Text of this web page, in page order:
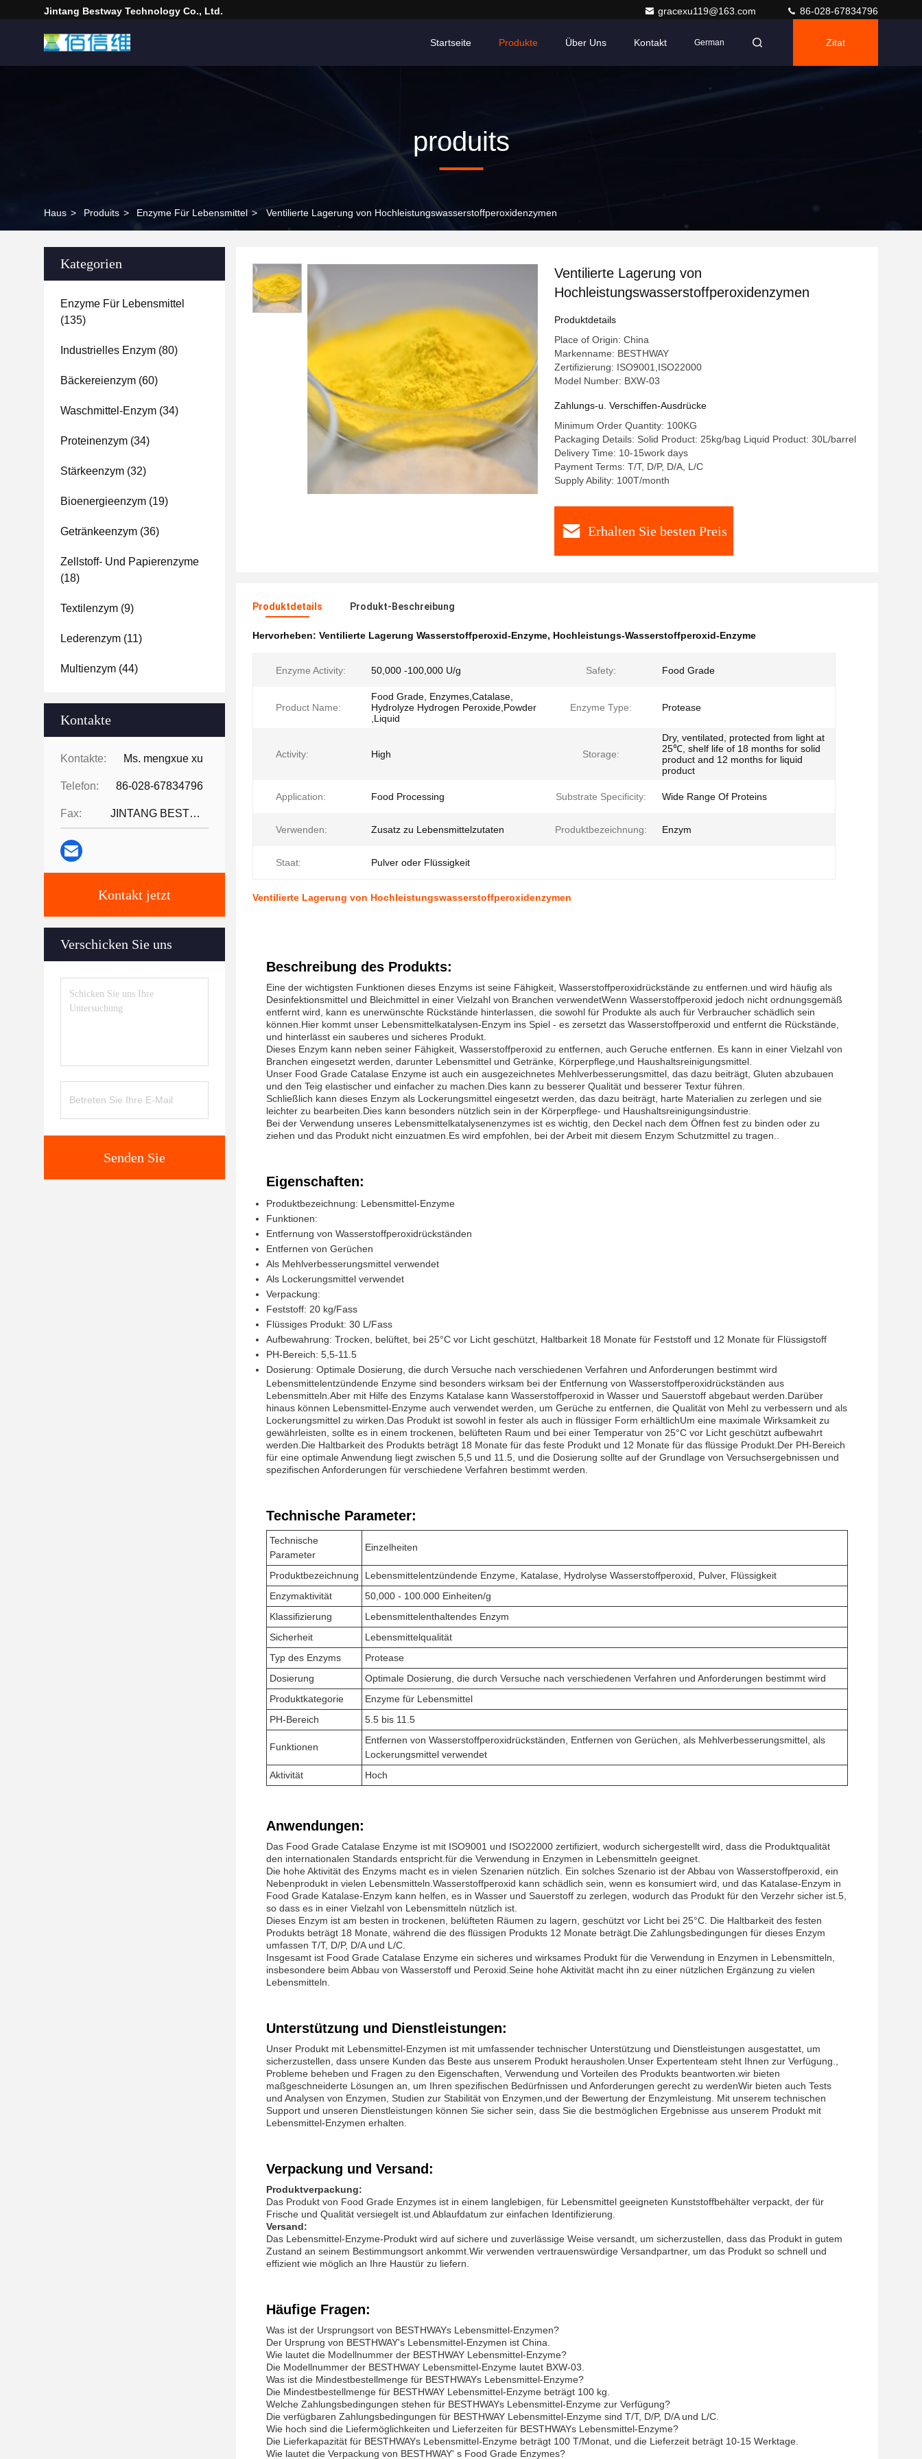
Jintang Bestway Technology Co., Ltd. gracexu119@163.com 86-028-67834796
Startseite Produkte Über Uns Kontakt German Zitat
produits
Haus > Produits > Enzyme Für Lebensmittel > Ventilierte Lagerung von Hochleistungswasserstoffperoxidenzymen
Kategorien
Enzyme Für Lebensmittel
(135)
Industrielles Enzym (80)
Bäckereienzym (60)
Waschmittel-Enzym (34)
Proteinenzym (34)
Stärkeenzym (32)
Bioenergieenzym (19)
Getränkeenzym (36)
Zellstoff- Und Papierenzyme
(18)
Textilenzym (9)
Lederenzym (11)
Multienzym (44)
Kontakte
Kontakte: Ms. mengxue xu
Telefon: 86-028-67834796
Fax: JINTANG BESTWAY TECHNOLOGY CO
Kontakt jetzt
Verschicken Sie uns
Senden Sie
Ventilierte Lagerung von
Hochleistungswasserstoffperoxidenzymen
Produktdetails
Place of Origin: China
Markenname: BESTHWAY
Zertifizierung: ISO9001,ISO22000
Model Number: BXW-03
Zahlungs-u. Verschiffen-Ausdrücke
Minimum Order Quantity: 100KG
Packaging Details: Solid Product: 25kg/bag Liquid Product: 30L/barrel
Delivery Time: 10-15work days
Payment Terms: T/T, D/P, D/A, L/C
Supply Ability: 100T/month
Erhalten Sie besten Preis
Produktdetails Produkt-Beschreibung
Hervorheben: Ventilierte Lagerung Wasserstoffperoxid-Enzyme, Hochleistungs-Wasserstoffperoxid-Enzyme
Enzyme Activity: 50,000 -100,000 U/g Safety: Food Grade
Product Name:
Food Grade, Enzymes,Catalase,
Hydrolyze Hydrogen Peroxide,Powder
,Liquid
Enzyme Type: Protease
Activity: High Storage:
Dry, ventilated, protected from light at
25℃, shelf life of 18 months for solid
product and 12 months for liquid
product
Application: Food Processing Substrate Specificity: Wide Range Of Proteins
Verwenden: Zusatz zu Lebensmittelzutaten Produktbezeichnung: Enzym
Staat: Pulver oder Flüssigkeit
Ventilierte Lagerung von Hochleistungswasserstoffperoxidenzymen
Beschreibung des Produkts:
Eine der wichtigsten Funktionen dieses Enzyms ist seine Fähigkeit, Wasserstoffperoxidrückstände zu entfernen.und wird häufig als
Desinfektionsmittel und Bleichmittel in einer Vielzahl von Branchen verwendetWenn Wasserstoffperoxid jedoch nicht ordnungsgemäß
entfernt wird, kann es unerwünschte Rückstände hinterlassen, die sowohl für Produkte als auch für Verbraucher schädlich sein
können.Hier kommt unser Lebensmittelkatalysen-Enzym ins Spiel - es zersetzt das Wasserstoffperoxid und entfernt die Rückstände,
und hinterlässt ein sauberes und sicheres Produkt.
Dieses Enzym kann neben seiner Fähigkeit, Wasserstoffperoxid zu entfernen, auch Geruche entfernen. Es kann in einer Vielzahl von
Branchen eingesetzt werden, darunter Lebensmittel und Getränke, Körperpflege,und Haushaltsreinigungsmittel.
Unser Food Grade Catalase Enzyme ist auch ein ausgezeichnetes Mehlverbesserungsmittel, das dazu beiträgt, Gluten abzubauen
und den Teig elastischer und einfacher zu machen.Dies kann zu besserer Qualität und besserer Textur führen.
Schließlich kann dieses Enzym als Lockerungsmittel eingesetzt werden, das dazu beiträgt, harte Materialien zu zerlegen und sie
leichter zu bearbeiten.Dies kann besonders nützlich sein in der Körperpflege- und Haushaltsreinigungsindustrie.
Bei der Verwendung unseres Lebensmittelkatalysenenzymes ist es wichtig, den Deckel nach dem Öffnen fest zu binden oder zu
ziehen und das Produkt nicht einzuatmen.Es wird empfohlen, bei der Arbeit mit diesem Enzym Schutzmittel zu tragen..
Eigenschaften:
Produktbezeichnung: Lebensmittel-Enzyme
Funktionen:
Entfernung von Wasserstoffperoxidrückständen
Entfernen von Gerüchen
Als Mehlverbesserungsmittel verwendet
Als Lockerungsmittel verwendet
Verpackung:
Feststoff: 20 kg/Fass
Flüssiges Produkt: 30 L/Fass
Aufbewahrung: Trocken, belüftet, bei 25°C vor Licht geschützt, Haltbarkeit 18 Monate für Feststoff und 12 Monate für Flüssigstoff
PH-Bereich: 5,5-11.5
Dosierung: Optimale Dosierung, die durch Versuche nach verschiedenen Verfahren und Anforderungen bestimmt wird
Lebensmittelentzündende Enzyme sind besonders wirksam bei der Entfernung von Wasserstoffperoxidrückständen aus
Lebensmitteln.Aber mit Hilfe des Enzyms Katalase kann Wasserstoffperoxid in Wasser und Sauerstoff abgebaut werden.Darüber
hinaus können Lebensmittel-Enzyme auch verwendet werden, um Gerüche zu entfernen, die Qualität von Mehl zu verbessern und als
Lockerungsmittel zu wirken.Das Produkt ist sowohl in fester als auch in flüssiger Form erhältlichUm eine maximale Wirksamkeit zu
gewährleisten, sollte es in einem trockenen, belüfteten Raum und bei einer Temperatur von 25°C vor Licht geschützt aufbewahrt
werden.Die Haltbarkeit des Produkts beträgt 18 Monate für das feste Produkt und 12 Monate für das flüssige Produkt.Der PH-Bereich
für eine optimale Anwendung liegt zwischen 5,5 und 11.5, und die Dosierung sollte auf der Grundlage von Versuchsergebnissen und
spezifischen Anforderungen für verschiedene Verfahren bestimmt werden.
Technische Parameter:
Technische
Parameter
Einzelheiten
Produktbezeichnung
Lebensmittelentzündende Enzyme, Katalase, Hydrolyse Wasserstoffperoxid, Pulver, Flüssigkeit
Enzymaktivität
50,000 - 100.000 Einheiten/g
Klassifizierung
Lebensmittelenthaltendes Enzym
Sicherheit
Lebensmittelqualität
Typ des Enzyms
Protease
Dosierung
Optimale Dosierung, die durch Versuche nach verschiedenen Verfahren und Anforderungen bestimmt wird
Produktkategorie
Enzyme für Lebensmittel
PH-Bereich
5.5 bis 11.5
Funktionen
Entfernen von Wasserstoffperoxidrückständen, Entfernen von Gerüchen, als Mehlverbesserungsmittel, als
Lockerungsmittel verwendet
Aktivität
Hoch
Anwendungen:
Das Food Grade Catalase Enzyme ist mit ISO9001 und ISO22000 zertifiziert, wodurch sichergestellt wird, dass die Produktqualität
den internationalen Standards entspricht.für die Verwendung in Enzymen in Lebensmitteln geeignet.
Die hohe Aktivität des Enzyms macht es in vielen Szenarien nützlich. Ein solches Szenario ist der Abbau von Wasserstoffperoxid, ein
Nebenprodukt in vielen Lebensmitteln.Wasserstoffperoxid kann schädlich sein, wenn es konsumiert wird, und das Katalase-Enzym in
Food Grade Katalase-Enzym kann helfen, es in Wasser und Sauerstoff zu zerlegen, wodurch das Produkt für den Verzehr sicher ist.5,
so dass es in einer Vielzahl von Lebensmitteln nützlich ist.
Dieses Enzym ist am besten in trockenen, belüfteten Räumen zu lagern, geschützt vor Licht bei 25°C. Die Haltbarkeit des festen
Produkts beträgt 18 Monate, während die des flüssigen Produkts 12 Monate beträgt.Die Zahlungsbedingungen für dieses Enzym
umfassen T/T, D/P, D/A und L/C.
Insgesamt ist Food Grade Catalase Enzyme ein sicheres und wirksames Produkt für die Verwendung in Enzymen in Lebensmitteln,
insbesondere beim Abbau von Wasserstoff und Peroxid.Seine hohe Aktivität macht ihn zu einer nützlichen Ergänzung zu vielen
Lebensmitteln.
Unterstützung und Dienstleistungen:
Unser Produkt mit Lebensmittel-Enzymen ist mit umfassender technischer Unterstützung und Dienstleistungen ausgestattet, um
sicherzustellen, dass unsere Kunden das Beste aus unserem Produkt herausholen.Unser Expertenteam steht Ihnen zur Verfügung.,
Probleme beheben und Fragen zu den Eigenschaften, Verwendung und Vorteilen des Produkts beantworten.wir bieten
maßgeschneiderte Lösungen an, um Ihren spezifischen Bedürfnissen und Anforderungen gerecht zu werdenWir bieten auch Tests
und Analysen von Enzymen, Studien zur Stabilität von Enzymen,und der Bewertung der Enzymleistung. Mit unserem technischen
Support und unseren Dienstleistungen können Sie sicher sein, dass Sie die bestmöglichen Ergebnisse aus unserem Produkt mit
Lebensmittel-Enzymen erhalten.
Verpackung und Versand:
Produktverpackung:
Das Produkt von Food Grade Enzymes ist in einem langlebigen, für Lebensmittel geeigneten Kunststoffbehälter verpackt, der für
Frische und Qualität versiegelt ist.und Ablaufdatum zur einfachen Identifizierung.
Versand:
Das Lebensmittel-Enzyme-Produkt wird auf sichere und zuverlässige Weise versandt, um sicherzustellen, dass das Produkt in gutem
Zustand an seinem Bestimmungsort ankommt.Wir verwenden vertrauenswürdige Versandpartner, um das Produkt so schnell und
effizient wie möglich an Ihre Haustür zu liefern.
Häufige Fragen:
Was ist der Ursprungsort von BESTHWAYs Lebensmittel-Enzymen?
Der Ursprung von BESTHWAY's Lebensmittel-Enzymen ist China.
Wie lautet die Modellnummer der BESTHWAY Lebensmittel-Enzyme?
Die Modellnummer der BESTHWAY Lebensmittel-Enzyme lautet BXW-03.
Was ist die Mindestbestellmenge für BESTHWAYs Lebensmittel-Enzyme?
Die Mindestbestellmenge für BESTHWAY Lebensmittel-Enzyme beträgt 100 kg.
Welche Zahlungsbedingungen stehen für BESTHWAYs Lebensmittel-Enzyme zur Verfügung?
Die verfügbaren Zahlungsbedingungen für BESTHWAY Lebensmittel-Enzyme sind T/T, D/P, D/A und L/C.
Wie hoch sind die Liefermöglichkeiten und Lieferzeiten für BESTHWAYs Lebensmittel-Enzyme?
Die Lieferkapazität für BESTHWAYs Lebensmittel-Enzyme beträgt 100 T/Monat, und die Lieferzeit beträgt 10-15 Werktage.
Wie lautet die Verpackung von BESTHWAY' s Food Grade Enzymes?